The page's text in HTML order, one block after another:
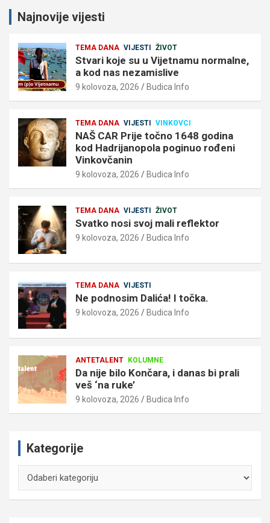
Najnovije vijesti
TEMA DANA VIJESTI ŽIVOT
Stvari koje su u Vijetnamu normalne,
a kod nas nezamislive
9 kolovoza, 2026 Budica Info
TEMA DANA VIJESTI VINKOVCI
NAŠ CAR Prije točno 1648 godina
kod Hadrijanopola poginuo rođeni
Vinkovčanin
9 kolovoza, 2026 Budica Info
TEMA DANA VIJESTI ŽIVOT
Svatko nosi svoj mali reflektor
9 kolovoza, 2026 Budica Info
TEMA DANA VIJESTI
Ne podnosim Dalića! I točka.
9 kolovoza, 2026 Budica Info
ANTETALENT KOLUMNE
Da nije bilo Končara, i danas bi prali
veš ‘na ruke’
9 kolovoza, 2026 Budica Info
Kategorije